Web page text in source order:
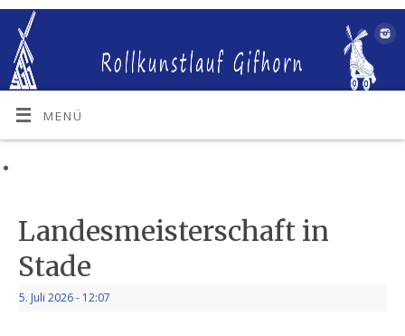
MENÜ
Landesmeisterschaft in
Stade
5. Juli 2026- 12:07